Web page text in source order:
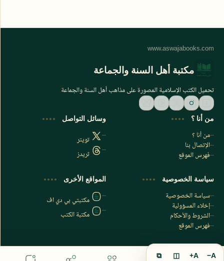
اشترك الآن
اشترك في قناتنا على تليجرام
مكتبة أهل السنة والجماعة
تحميل الكتب الإسلامية المصورة على مذاهب أهل السنة والجماعة
من أنا ؟
من أنا ؟
الإتصال بنا
فهرس الموقع
وسائل التواصل
تويتر
ثريدز
سياسة الخصوصية
سياسة الخصوصية
إخلاء المسؤولية
الشروط والأحكام
فهرس الموقع
المواقع الأخرى
مكتبتي بي دي اف
مكتبة الكتب
A−
A+
◫
⧉